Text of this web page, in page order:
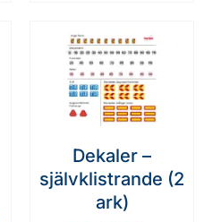
Dekaler –
självklistrande (2
ark)